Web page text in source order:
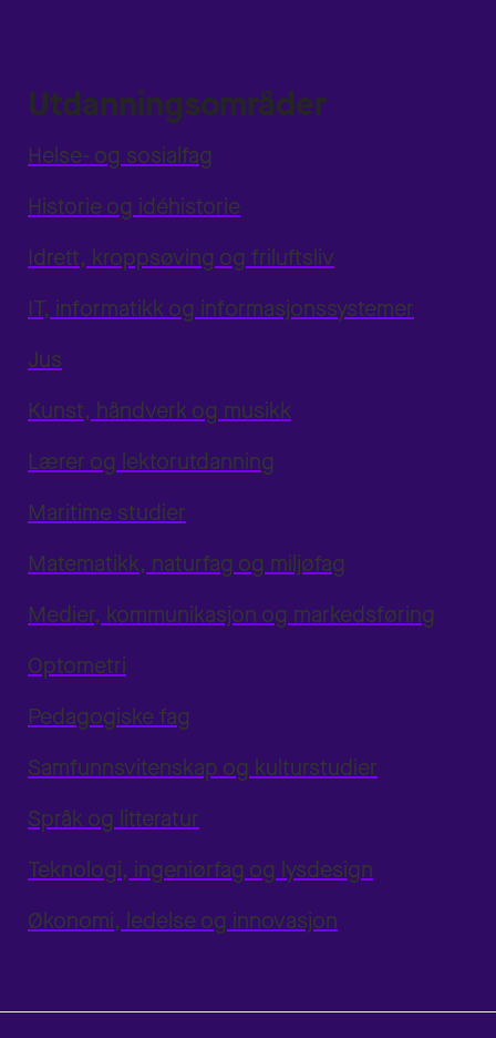
Utdanningsområder
Helse- og sosialfag
Historie og idéhistorie
Idrett, kroppsøving og friluftsliv
IT, informatikk og informasjonssystemer
Jus
Kunst, håndverk og musikk
Lærer og lektorutdanning
Maritime studier
Matematikk, naturfag og miljøfag
Medier, kommunikasjon og markedsføring
Optometri
Pedagogiske fag
Samfunnsvitenskap og kulturstudier
Språk og litteratur
Teknologi, ingeniørfag og lysdesign
Økonomi, ledelse og innovasjon